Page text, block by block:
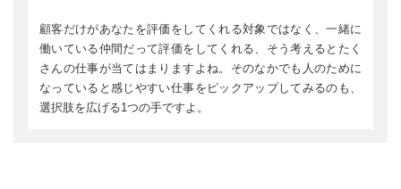
顧客だけがあなたを評価をしてくれる対象ではなく、一緒に
働いている仲間だって評価をしてくれる、そう考えるとたく
さんの仕事が当てはまりますよね。そのなかでも人のために
なっていると感じやすい仕事をピックアップしてみるのも、
選択肢を広げる1つの手ですよ。